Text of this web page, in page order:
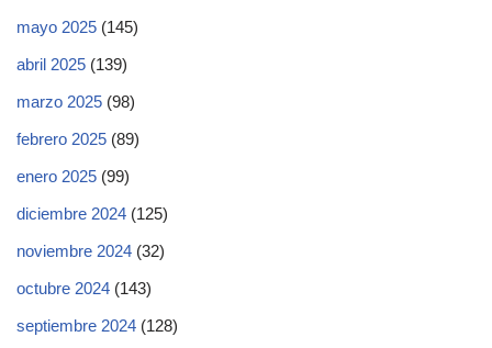
mayo 2025 (145)
abril 2025 (139)
marzo 2025 (98)
febrero 2025 (89)
enero 2025 (99)
diciembre 2024 (125)
noviembre 2024 (32)
octubre 2024 (143)
septiembre 2024 (128)